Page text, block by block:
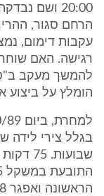
20:00 ושם
עקבות דימום,
רגישה. האם
להמשך מעקב
הומלץ על ביצוע